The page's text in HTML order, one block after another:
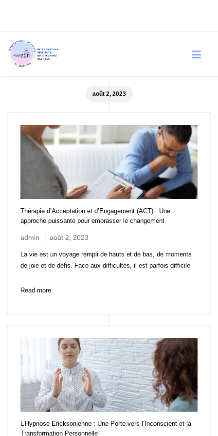
Blog: Archives
août 2, 2023
Thérapie d’Acceptation et d’Engagement (ACT) : Une
approche puissante pour embrasser le changement
admin août 2, 2023
La vie est un voyage rempli de hauts et de bas, de moments
de joie et de défis. Face aux difficultés, il est parfois difficile
Read more
L’Hypnose Ericksonienne : Une Porte vers l’Inconscient et la
Transformation Personnelle